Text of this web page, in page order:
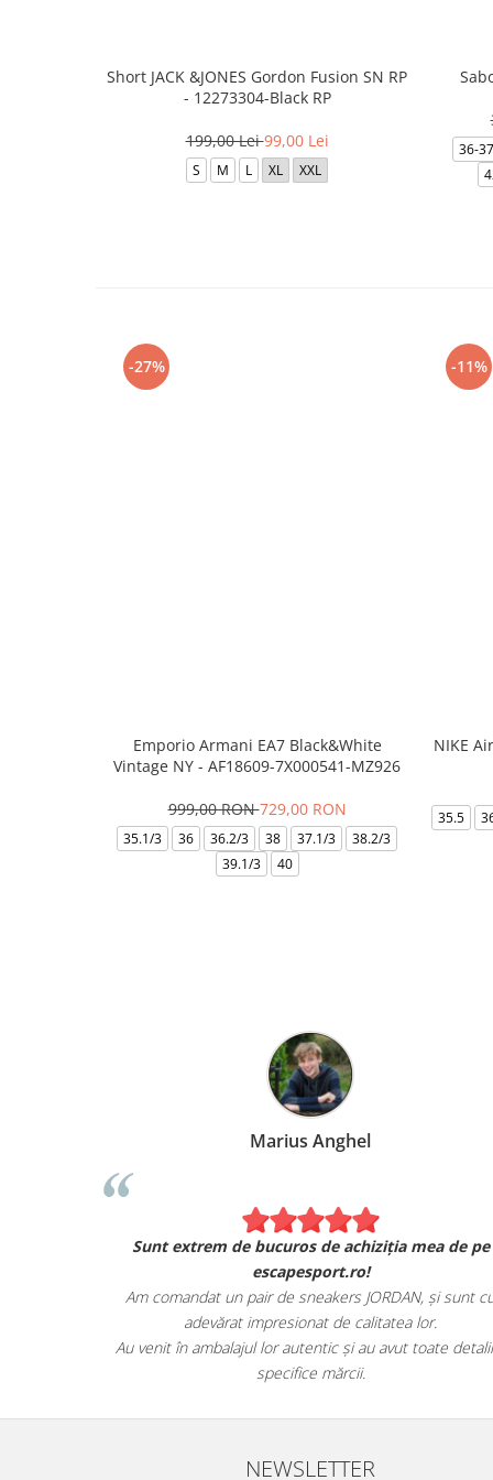
Short JACK &JONES Gordon Fusion SN RP
- 12273304-Black RP
199,00 Lei99,00 Lei
S M L XL XXL
36-37
-27%
Emporio Armani EA7 Black&White
Vintage NY - AF18609-7X000541-MZ926
999,00 RON729,00 RON
35.1/3 36 36.2/3 38 37.1/3
38.2/3
39.1/3
40
-11%
NIKE
35.5
Marius Anghel
Sunt extrem de bucuros de achiziția mea de pe
escapesport.ro!
Am comandat un pair de sneakers JORDAN, și sunt
adevărat impresionat de calitatea lor.
Au venit în ambalajul lor autentic și au avut toate
specifice mărcii.
NEWSLETTER